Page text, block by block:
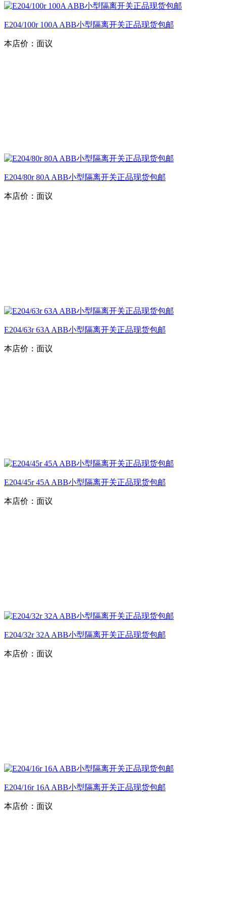
E204/100r 100A ABB小型隔离开关正品现货包邮
本店价： 面议
E204/80r 80A ABB小型隔离开关正品现货包邮
本店价： 面议
E204/63r 63A ABB小型隔离开关正品现货包邮
本店价： 面议
E204/45r 45A ABB小型隔离开关正品现货包邮
本店价： 面议
E204/32r 32A ABB小型隔离开关正品现货包邮
本店价： 面议
E204/16r 16A ABB小型隔离开关正品现货包邮
本店价： 面议